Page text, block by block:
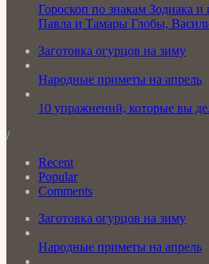
Гороскоп по знакам Зодиака
Павла и Тамары Глобы,
Заготовка огурцов на зиму
Народные приметы на апрель
10 упражнений, которые вы
/
Recent
Popular
Comments
Заготовка огурцов на зиму
Народные приметы на апрель